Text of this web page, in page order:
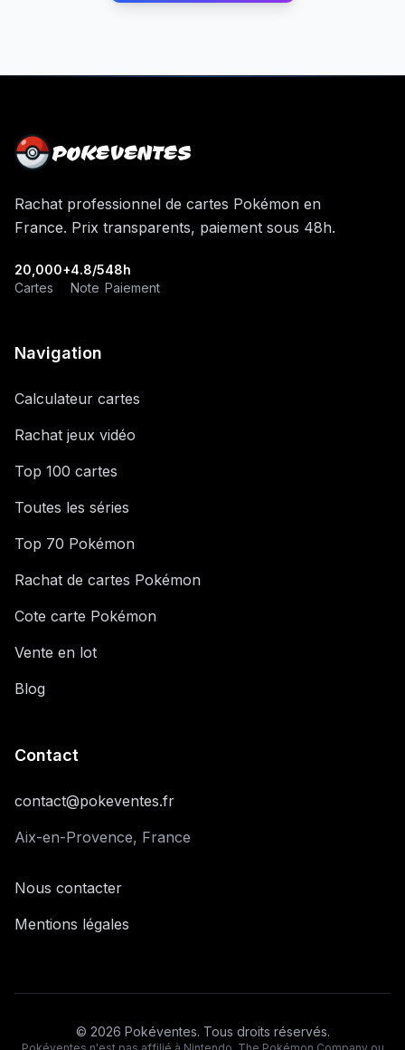
POKEVENTES
Rachat professionnel de cartes Pokémon en
France. Prix transparents, paiement sous 48h.
20,000+
Cartes
4.8/5
Note
48h
Paiement
Navigation
Calculateur cartes
Rachat jeux vidéo
Top 100 cartes
Toutes les séries
Top 70 Pokémon
Rachat de cartes Pokémon
Cote carte Pokémon
Vente en lot
Blog
Contact
contact@pokeventes.fr
Aix-en-Provence, France
Nous contacter
Mentions légales
© 2026 Pokéventes. Tous droits réservés.